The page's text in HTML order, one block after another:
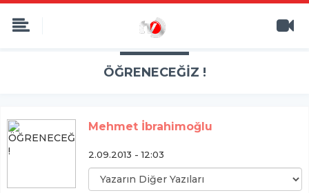
ÖĞRENECEĞİZ !
Mehmet İbrahimoğlu
2.09.2013 - 12:03